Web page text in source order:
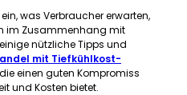
was Verbraucher erwarten,
im Zusammenhang mit
nützliche Tipps und
mit Tiefkühlkost-
einen guten Kompromiss
und Kosten bietet.